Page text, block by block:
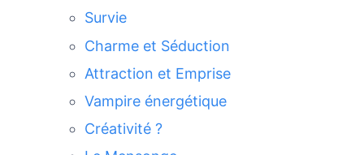
Survie
Charme et Séduction
Attraction et Emprise
Vampire énergétique
Créativité ?